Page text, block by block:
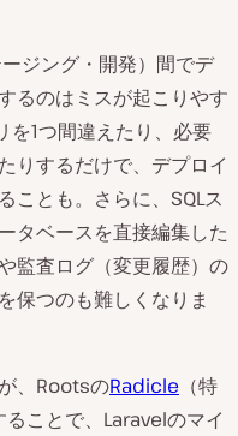
ジング・開発）間でデ
るのはミスが起こりやす
を1つ間違えたり、必要
りするだけで、デプロイ
ことも。さらに、SQLス
タベースを直接編集した
監査ログ（変更履歴）の
保つのも難しくなりま
、RootsのRadicle （特
ことで、Laravelのマイ